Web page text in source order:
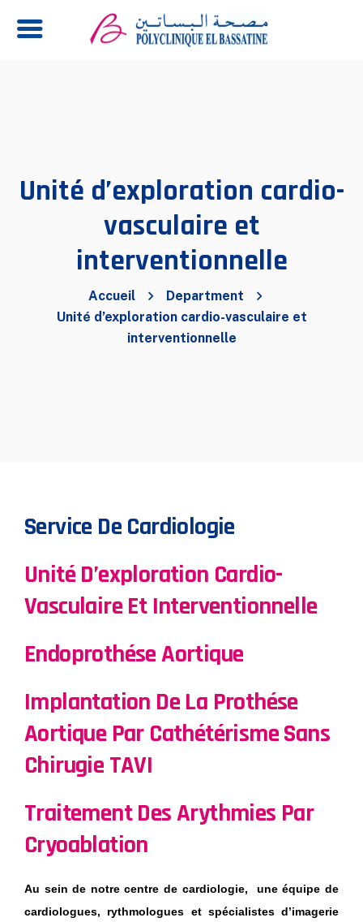
Unité d’exploration cardio-
vasculaire et
interventionnelle
Accueil
Department
Unité d’exploration cardio-vasculaire et
interventionnelle
Service De Cardiologie
Unité D’exploration Cardio-
Vasculaire Et Interventionnelle
Endoprothése Aortique
Implantation De La Prothése
Aortique Par Cathétérisme Sans
Chirugie TAVI
Traitement Des Arythmies Par
Cryoablation
Au sein de notre centre de cardiologie, une équipe de
cardiologues, rythmologues et spécialistes d’imagerie